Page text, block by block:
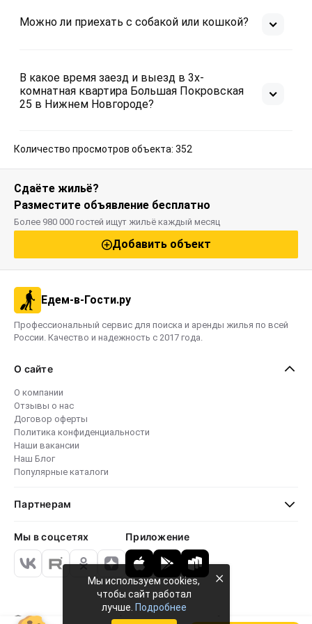
Можно ли приехать с собакой или кошкой?
В какое время заезд и выезд в 3х-
комнатная квартира Большая Покровская
25 в Нижнем Новгороде?
Количество просмотров объекта: 352
Сдаёте жильё?
Разместите объявление бесплатно
Более 980 000 гостей ищут жильё каждый месяц
Добавить объект
Едем-в-Гости.ру
Профессиональный сервис для поиска и аренды жилья по всей
России. Качество и надежность с 2017 года.
О сайте
О компании
Отзывы о нас
Договор оферты
Политика конфиденциальности
Наши вакансии
Наш Блог
Популярные каталоги
Партнерам
Мы в соцсетях Приложение
Безопасные платежи 4.8 · 24 000 отзывов 79 765+ объектов
Мы используем cookies,
чтобы сайт работал
лучше. Подробнее
×